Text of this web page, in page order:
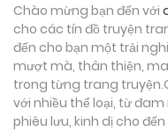
Chào mừng bạn đến với
cho các tín đồ truyện
đến cho bạn một trải
mượt mà, thân thiện,
trong từng trang
với nhiều thể loại, từ
phiêu lưu, kinh dị cho